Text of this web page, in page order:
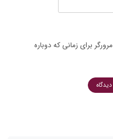
برای زمانی که دوباره